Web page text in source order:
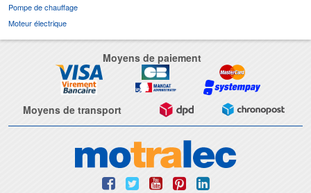
Pompe de chauffage
Moteur électrique
Moyens de paiement
Moyens de transport